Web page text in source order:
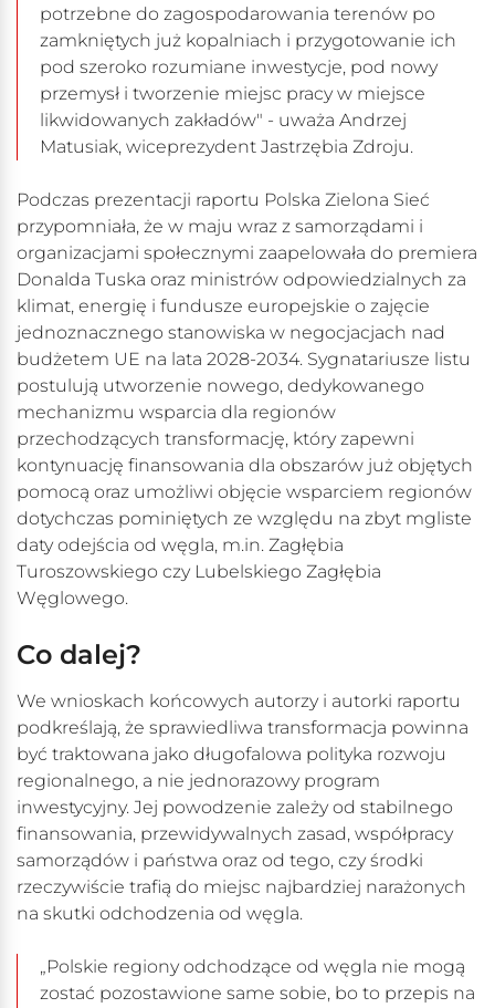
potrzebne do zagospodarowania terenów po
zamkniętych już kopalniach i przygotowanie ich
pod szeroko rozumiane inwestycje, pod nowy
przemysł i tworzenie miejsc pracy w miejsce
likwidowanych zakładów" - uważa Andrzej
Matusiak, wiceprezydent Jastrzębia Zdroju.
Podczas prezentacji raportu Polska Zielona Sieć
przypomniała, że w maju wraz z samorządami i
organizacjami społecznymi zaapelowała do premiera
Donalda Tuska oraz ministrów odpowiedzialnych za
klimat, energię i fundusze europejskie o zajęcie
jednoznacznego stanowiska w negocjacjach nad
budżetem UE na lata 2028-2034. Sygnatariusze listu
postulują utworzenie nowego, dedykowanego
mechanizmu wsparcia dla regionów
przechodzących transformację, który zapewni
kontynuację finansowania dla obszarów już objętych
pomocą oraz umożliwi objęcie wsparciem regionów
dotychczas pominiętych ze względu na zbyt mgliste
daty odejścia od węgla, m.in. Zagłębia
Turoszowskiego czy Lubelskiego Zagłębia
Węglowego.
Co dalej?
We wnioskach końcowych autorzy i autorki raportu
podkreślają, że sprawiedliwa transformacja powinna
być traktowana jako długofalowa polityka rozwoju
regionalnego, a nie jednorazowy program
inwestycyjny. Jej powodzenie zależy od stabilnego
finansowania, przewidywalnych zasad, współpracy
samorządów i państwa oraz od tego, czy środki
rzeczywiście trafią do miejsc najbardziej narażonych
na skutki odchodzenia od węgla.
„Polskie regiony odchodzące od węgla nie mogą
zostać pozostawione same sobie, bo to przepis na